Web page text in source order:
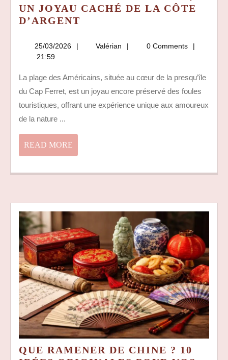
UN JOYAU CACHÉ DE LA CÔTE
D’ARGENT
PLAGE
AU
CAP
FERRET,
25/03/2026 25/03/2026
Valérian Valérian0 Comments
21:59
La plage des Américains, située au cœur de la presqu’île
du Cap Ferret, est un joyau encore préservé des foules
touristiques, offrant une expérience unique aux amoureux
de la nature ...
READ MORE
MORE
QUE RAMENER DE CHINE ? 10